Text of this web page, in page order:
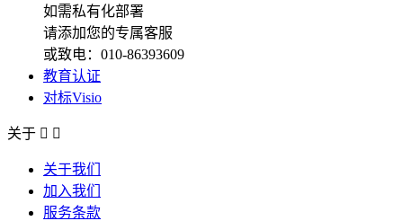
如需私有化部署
请添加您的专属客服
或致电：010-86393609
教育认证
对标Visio
关于  
关于我们
加入我们
服务条款